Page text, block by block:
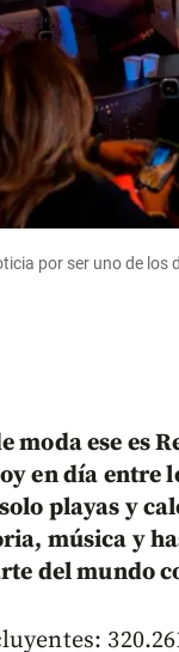
por ser uno de
moda ese es
en día entre
playas y
música y
del mundo